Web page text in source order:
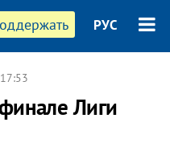
РУС
Лиги